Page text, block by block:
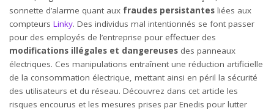
sonnette d’alarme quant aux fraudes persistantes liées aux
compteurs Linky. Des individus mal intentionnés se font passer
pour des employés de l’entreprise pour effectuer des
modifications illégales et dangereuses des panneaux
électriques. Ces manipulations entraînent une réduction artificielle
de la consommation électrique, mettant ainsi en péril la sécurité
des utilisateurs et du réseau. Découvrez dans cet article les
risques encourus et les mesures prises par Enedis pour lutter